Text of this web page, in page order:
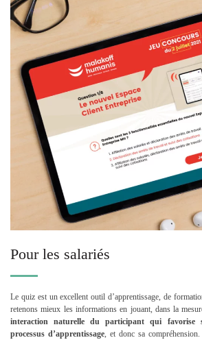
Pour les salariés
Le quiz est un excellent outil d’apprentissage, de
retenons mieux les informations en jouant, dans la
interaction naturelle du participant qui favorise
processus d’apprentissage, et donc sa